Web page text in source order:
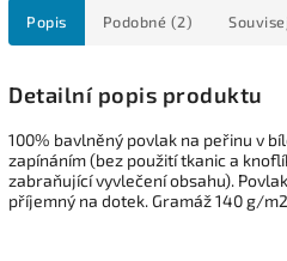
Popis Podobné (2)
Detailní popis produktu
100% bavlněný povlak na peřinu v
zapínáním (bez použití tkanic a
zabraňující vyvlečení obsahu).
příjemný na dotek. Gramáž 140 g/